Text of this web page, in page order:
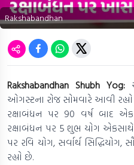
Rakshabandhan
Rakshabandhan Shubh Yog:
ઓગસ્ટના રોજ સોમવારે આવી
રક્ષાબંધન પર 90 વર્ષ બાદ
રક્ષાબંધન પર 5 શુભ યોગ
પર રવિ યોગ, સર્વાર્થ
રહ્યો છે.